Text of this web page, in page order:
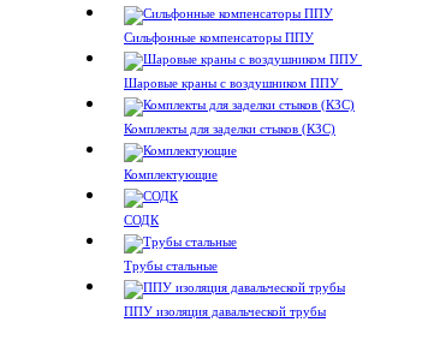
Сильфонные компенсаторы ППУ
Шаровые краны с воздушником ППУ
Комплекты для заделки стыков (КЗС)
Комплектующие
СОДК
Трубы стальные
ППУ изоляция давальческой трубы